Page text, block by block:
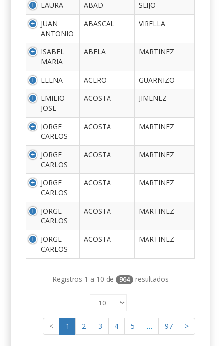
LAURA
ABAD
SEIJO
JUAN
ANTONIO
ABASCAL VIRELLA
ISABEL
MARIA
ABELA MARTINEZ
ELENA ACERO
GUARNIZO
EMILIO
JOSE
ACOSTA JIMENEZ
JORGE
CARLOS
ACOSTA MARTINEZ
JORGE
CARLOS
ACOSTA MARTINEZ
JORGE
CARLOS
ACOSTA MARTINEZ
JORGE
CARLOS
ACOSTA MARTINEZ
JORGE
CARLOS
ACOSTA MARTINEZ
Registros 1 a 10 de 964 resultados
< 1 2 3 4 5 … 97 >